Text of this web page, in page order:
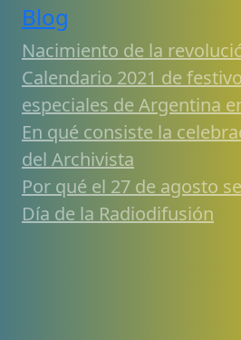
Blog
Nacimiento de la
Calendario 2021 de
especiales de Argentina
En qué consiste la
del Archivista
Por qué el 27 de agosto
Día de la Radiodifusión